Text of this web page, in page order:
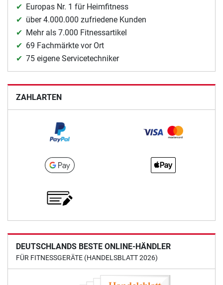
Europas Nr. 1 für Heimfitness
über 4.000.000 zufriedene Kunden
Mehr als 7.000 Fitnessartikel
69 Fachmärkte vor Ort
75 eigene Servicetechniker
ZAHLARTEN
DEUTSCHLANDS BESTE ONLINE-HÄNDLER
FÜR FITNESSGERÄTE (HANDELSBLATT 2026)